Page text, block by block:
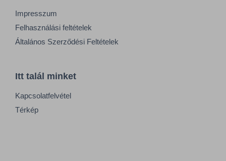
Impresszum
Felhasználási feltételek
Általános Szerződési Feltételek
Itt talál minket
Kapcsolatfelvétel
Térkép